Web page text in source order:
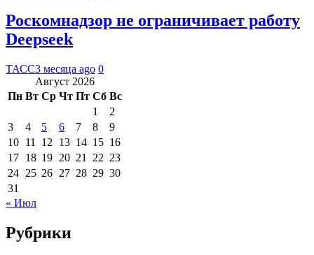
Роскомнадзор не ограничивает работу
Deepseek
ТАСС3 месяца ago 0
Август 2026
Пн Вт Ср Чт Пт Сб Вс
1
2
3
4 5 6 7 8
9
10 11 12 13 14 15 16
17 18 19 20 21 22 23
24 25 26 27 28 29 30
31
« Июл
Рубрики